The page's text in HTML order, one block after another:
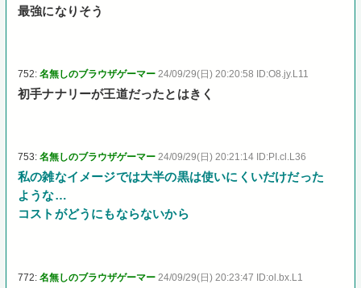
最強になりそう
752:名無しのブラウザゲーマー 24/09/29(日) 20:20:58 ID:O8.jy.L11
初手ナナリーが王道だったとはきく
753:名無しのブラウザゲーマー 24/09/29(日) 20:21:14 ID:PI.cl.L36
私の雑なイメージでは大半の黒は使いにくいだけだった
ような…
コストがどうにもならないから
772:名無しのブラウザゲーマー 24/09/29(日) 20:23:47 ID:ol.bx.L1